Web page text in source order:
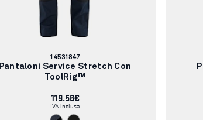
Codice
articolo:
14531847
Pantaloni Service Stretch Con
ToolRig™
119.56€
IVA inclusa